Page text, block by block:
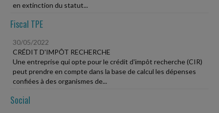
en extinction du statut...
Fiscal TPE
30/05/2022
CRÉDIT D'IMPÔT RECHERCHE
Une entreprise qui opte pour le crédit d'impôt recherche (CIR)
peut prendre en compte dans la base de calcul les dépenses
confiées à des organismes de...
Social